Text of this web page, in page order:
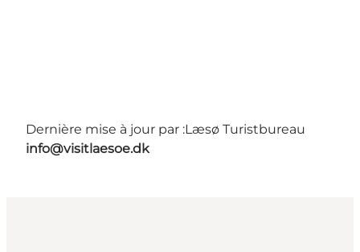
Dernière mise à jour par :Læsø Turistbureau
info@visitlaesoe.dk